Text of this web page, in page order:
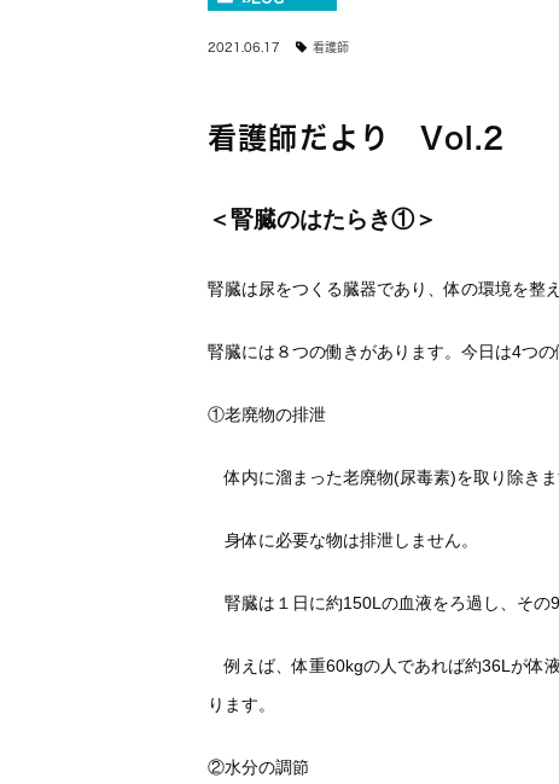
2021.06.17 看護師
看護師だより Vol.2
＜腎臓のはたらき①＞
腎臓は尿をつくる臓器であり、体の環境を整
腎臓には８つの働きがあります。今日は4つの
①老廃物の排泄
体内に溜まった老廃物(尿毒素)を取り除きま
身体に必要な物は排泄しません。
腎臓は１日に約150Lの血液をろ過し、その
例えば、体重60kgの人であれば約36Lが体
ります。
②水分の調節